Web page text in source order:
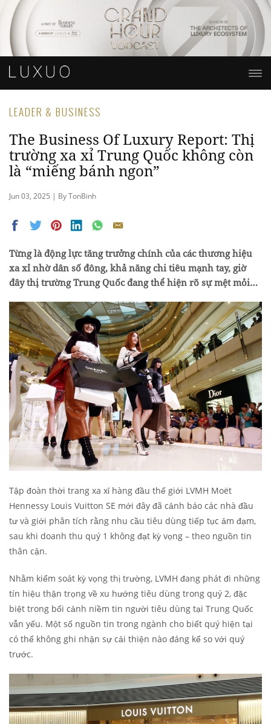
LEADER & BUSINESS
The Business Of Luxury Report: Thị
trường xa xỉ Trung Quốc không còn
là “miếng bánh ngon”
Jun 03, 2025 | By TonBinh
Từng là động lực tăng trưởng chính của các thương hiệu
xa xỉ nhờ dân số đông, khả năng chi tiêu mạnh tay, giờ
đây thị trường Trung Quốc đang thể hiện rõ sự mệt mỏi…
Tập đoàn thời trang xa xỉ hàng đầu thế giới LVMH Moët
Hennessy Louis Vuitton SE mới đây đã cảnh báo các nhà đầu
tư và giới phân tích rằng nhu cầu tiêu dùng tiếp tục ảm đạm,
sau khi doanh thu quý 1 không đạt kỳ vọng – theo nguồn tin
thân cận.
Nhằm kiểm soát kỳ vọng thị trường, LVMH đang phát đi những
tín hiệu thận trọng về xu hướng tiêu dùng trong quý 2, đặc
biệt trong bối cảnh niềm tin người tiêu dùng tại Trung Quốc
vẫn yếu. Một số nguồn tin trong ngành cho biết quý hiện tại
có thể không ghi nhận sự cải thiện nào đáng kể so với quý
trước.